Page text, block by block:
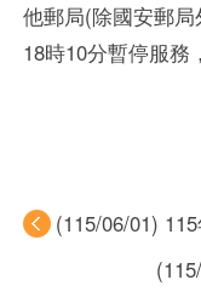
他郵局(除國安郵
18時10分暫停服務
(115/06/01)